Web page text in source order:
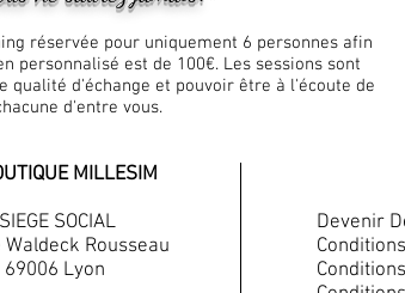
réservée pour uniquement 6 personnes afin
personnalisé est de 100€. Les sessions sont
qualité d'échange et pouvoir être à l'écoute de
d'entre vous.
MILLESIM
SIEGE SOCIAL
Waldeck Rousseau
69006 Lyon
Devenir